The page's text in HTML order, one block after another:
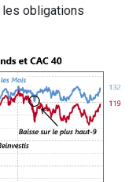
les obligations